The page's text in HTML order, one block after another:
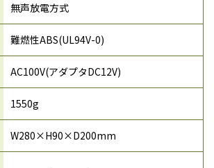
無声放電方式
難燃性ABS(UL94V-0)
AC100V(アダプタDC12V)
1550g
W280×H90×D200mm